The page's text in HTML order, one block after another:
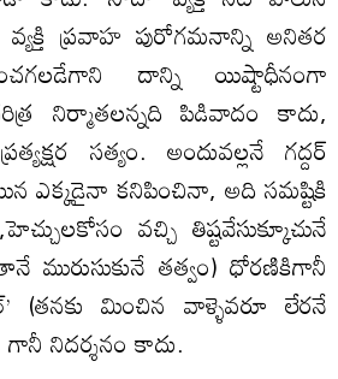
ప్రవాహ పురోగమనాన్ని అనితర
దాన్ని యిష్టాధీనంగా
నిర్మాతలన్నది పిడివాదం కాదు,
సత్యం. అందువల్లనే గద్దర్‌
ఎక్కడైనా కనిపించినా, అది సమష్టికి
వచ్చి తిష్టవేసుక్కూచునే
మురుసుకునే తత్వం) ధోరణికిగానీ
మించిన వాళ్ళెవరూ లేరనే
నిదర్శనం కాదు.